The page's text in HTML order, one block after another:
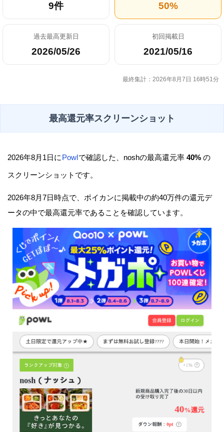
9件 50%
過去最高更新日
2026/05/26
初回掲載日
2021/05/16
最終集計：2026年8月7日 16時51分
最高還元率スクリーンショット
2026年8月1日に Powlで確認した、noshの最高還元率 40% の
スクリーンショットです。
2026年8月7日時点で、ポイカンに掲載中の約40万件の還元デ
ータの中で最高還元率であることを確認しています。